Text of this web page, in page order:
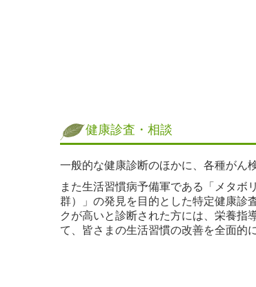
健康診査・相談
一般的な健康診断のほかに、各種がん
また生活習慣病予備軍である「メタボ
群）」の発見を目的とした特定健康診
クが高いと診断された方には、栄養指
て、皆さまの生活習慣の改善を全面的